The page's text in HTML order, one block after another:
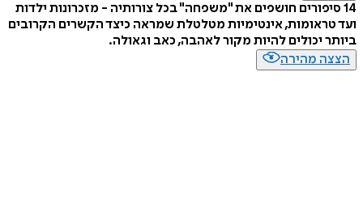
14 סיפורים חושפים את "משפחה" בכל צורותיה - מזכרונות ילדות
ועד טראומות, אינטימיות מטלטלת שמראה כיצד הקשרים הקרובים
ביותר יכולים להיות מקור לאהבה, כאב וגאולה.
הצצה מהירה